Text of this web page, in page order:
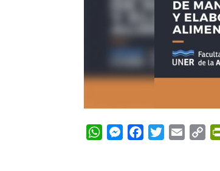
WhatsApp
Messenger
FacebookTwitterEmail